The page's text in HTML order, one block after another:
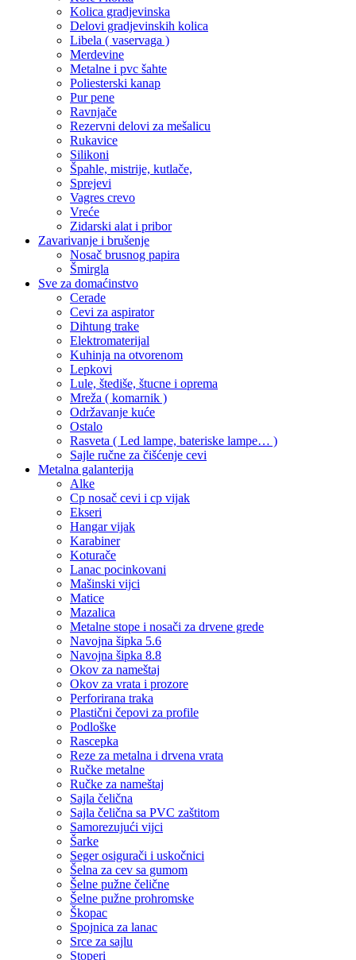
Kolica gradjevinska
Delovi gradjevinskih kolica
Libela ( vaservaga )
Merdevine
Metalne i pvc šahte
Poliesterski kanap
Pur pene
Ravnjače
Rezervni delovi za mešalicu
Rukavice
Silikoni
Špahle, mistrije, kutlače,
Sprejevi
Vagres crevo
Vreće
Zidarski alat i pribor
Zavarivanje i brušenje
Nosač brusnog papira
Šmirgla
Sve za domaćinstvo
Cerade
Cevi za aspirator
Dihtung trake
Elektromaterijal
Kuhinja na otvorenom
Lepkovi
Lule, štediše, štucne i oprema
Mreža ( komarnik )
Održavanje kuće
Ostalo
Rasveta ( Led lampe, bateriske lampe… )
Sajle ručne za čišćenje cevi
Metalna galanterija
Alke
Cp nosač cevi i cp vijak
Ekseri
Hangar vijak
Karabiner
Koturače
Lanac pocinkovani
Mašinski vijci
Matice
Mazalica
Metalne stope i nosači za drvene grede
Navojna šipka 5.6
Navojna šipka 8.8
Okov za nameštaj
Okov za vrata i prozore
Perforirana traka
Plastični čepovi za profile
Podloške
Rascepka
Reze za metalna i drvena vrata
Ručke metalne
Ručke za nameštaj
Sajla čelična
Sajla čelična sa PVC zaštitom
Samorezujući vijci
Šarke
Seger osigurači i uskočnici
Šelna za cev sa gumom
Šelne pužne čelične
Šelne pužne prohromske
Škopac
Spojnica za lanac
Srce za sajlu
Stoperi